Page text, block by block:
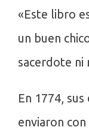
«Este libro
un buen
sacerdote ni
En 1774,
enviaron